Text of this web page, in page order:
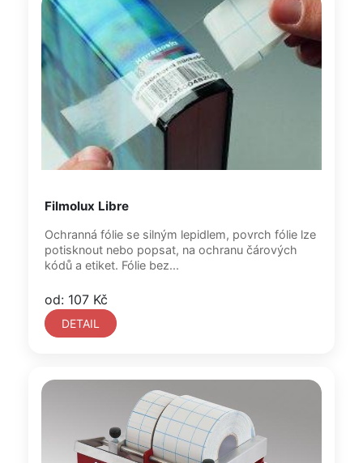
Filmolux Libre
Ochranná fólie se silným lepidlem, povrch fólie lze
potisknout nebo popsat, na ochranu čárových
kódů a etiket. Fólie bez...
od: 107 Kč
DETAIL